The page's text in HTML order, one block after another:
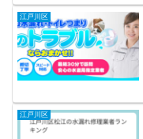
江戸川区
江戸川区